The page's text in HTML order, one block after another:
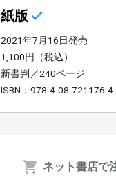
紙版
2021年7月16日発売
1,100円（税込）
新書判／240ページ
ISBN：978-4-08-721176-4
ネット書店で